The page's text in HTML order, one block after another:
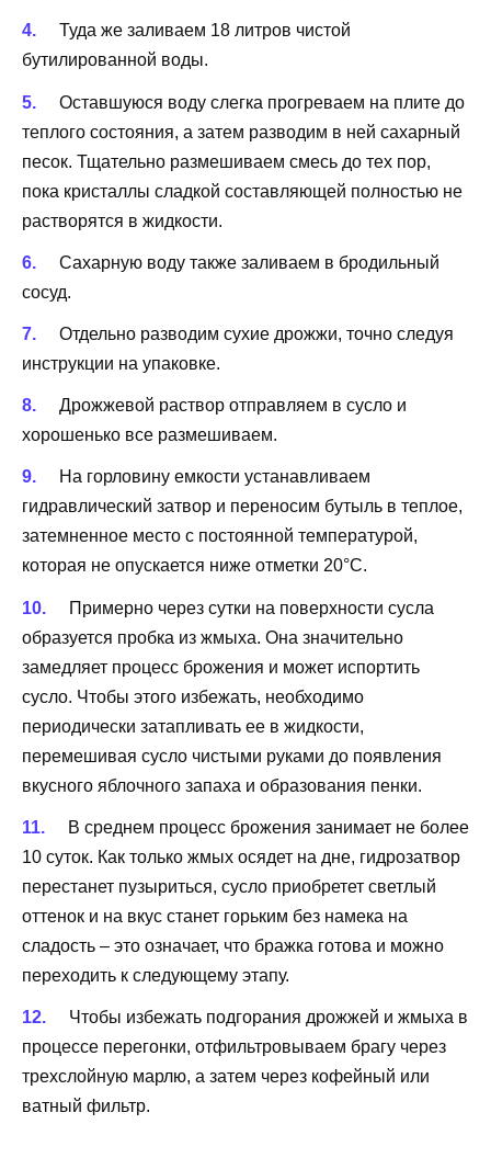
Туда же заливаем 18 литров чистой
бутилированной воды.
Оставшуюся воду слегка прогреваем на плите до
теплого состояния, а затем разводим в ней сахарный
песок. Тщательно размешиваем смесь до тех пор,
пока кристаллы сладкой составляющей полностью не
растворятся в жидкости.
Сахарную воду также заливаем в бродильный
сосуд.
Отдельно разводим сухие дрожжи, точно следуя
инструкции на упаковке.
Дрожжевой раствор отправляем в сусло и
хорошенько все размешиваем.
На горловину емкости устанавливаем
гидравлический затвор и переносим бутыль в теплое,
затемненное место с постоянной температурой,
которая не опускается ниже отметки 20°С.
Примерно через сутки на поверхности сусла
образуется пробка из жмыха. Она значительно
замедляет процесс брожения и может испортить
сусло. Чтобы этого избежать, необходимо
периодически затапливать ее в жидкости,
перемешивая сусло чистыми руками до появления
вкусного яблочного запаха и образования пенки.
В среднем процесс брожения занимает не более
10 суток. Как только жмых осядет на дне, гидрозатвор
перестанет пузыриться, сусло приобретет светлый
оттенок и на вкус станет горьким без намека на
сладость – это означает, что бражка готова и можно
переходить к следующему этапу.
Чтобы избежать подгорания дрожжей и жмыха в
процессе перегонки, отфильтровываем брагу через
трехслойную марлю, а затем через кофейный или
ватный фильтр.